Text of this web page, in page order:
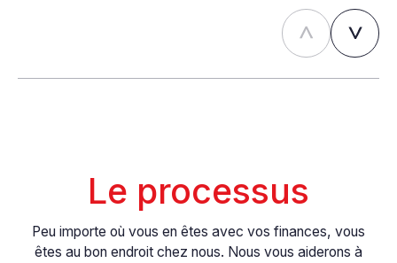
Le processus
Peu importe où vous en êtes avec vos finances, vous
êtes au bon endroit chez nous. Nous vous aiderons à